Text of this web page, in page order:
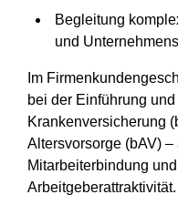
Begleitung
und
Im
bei der Einführung
Krankenversicherung
Altersvorsorge (bAV)
Mitarbeiterbindung
Arbeitgeberattraktivität.